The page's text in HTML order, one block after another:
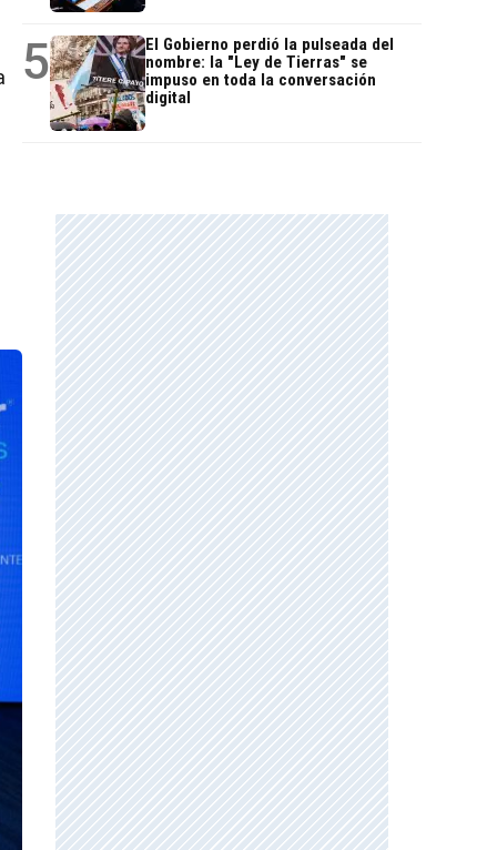
5
El Gobierno perdió la pulseada del
nombre: la "Ley de Tierras" se
impuso en toda la conversación
digital